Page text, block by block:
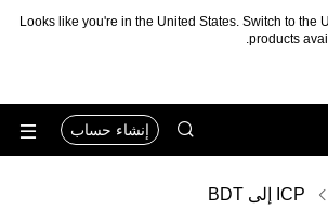
Looks like you're in the United States. Switch to the
products
إنشاء حساب
ICP إلى BDT